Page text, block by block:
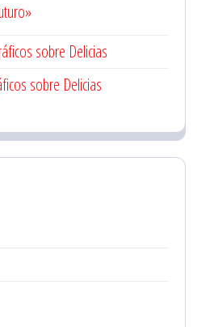
sobre Delicias
sobre Delicias